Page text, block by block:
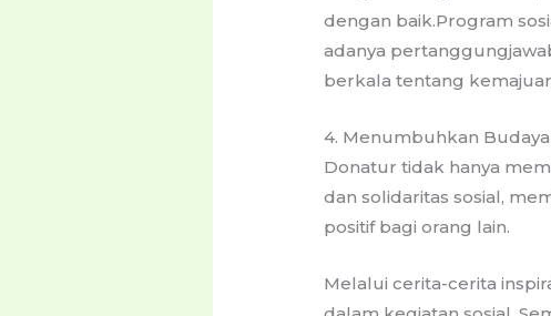
dengan baik.Program
adanya
berkala tentang
4. Menumbuhkan
Donatur tidak hanya
dan solidaritas sosial,
positif bagi orang lain.
Melalui cerita-cerita